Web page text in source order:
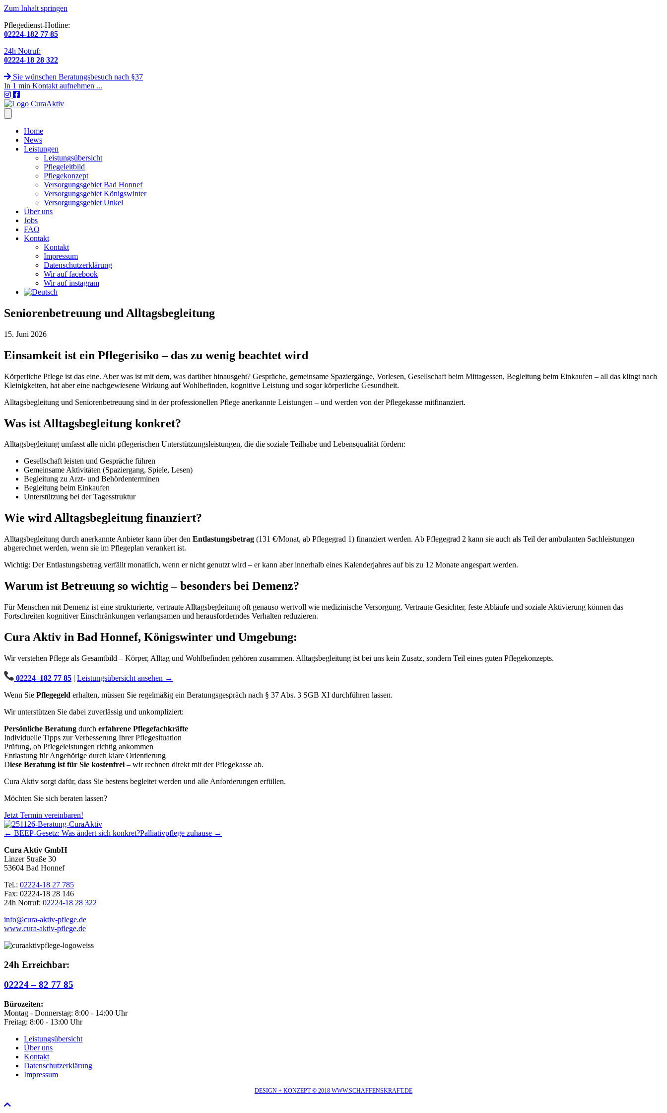
Zum Inhalt springen
Pflegedienst-Hotline:
02224-182 77 85
24h Notruf:
02224-18 28 322
Sie wünschen Beratungsbesuch nach §37
In 1 min Kontakt aufnehmen ...
Home
News
Leistungen
Leistungsübersicht
Pflegeleitbild
Pflegekonzept
Versorgungsgebiet Bad Honnef
Versorgungsgebiet Königswinter
Versorgungsgebiet Unkel
Über uns
Jobs
FAQ
Kontakt
Kontakt
Impressum
Datenschutzerklärung
Wir auf facebook
Wir auf instagram
Seniorenbetreuung und Alltagsbegleitung
15. Juni 2026
Einsamkeit ist ein Pflegerisiko – das zu wenig beachtet wird
Körperliche Pflege ist das eine. Aber was ist mit dem, was darüber hinausgeht? Gespräche, gemeinsame Spaziergänge, Vorlesen, Gesellschaft beim Mittagessen, Begleitung beim Einkaufen – all das klingt nach
Kleinigkeiten, hat aber eine nachgewiesene Wirkung auf Wohlbefinden, kognitive Leistung und sogar körperliche Gesundheit.
Alltagsbegleitung und Seniorenbetreuung sind in der professionellen Pflege anerkannte Leistungen – und werden von der Pflegekasse mitfinanziert.
Was ist Alltagsbegleitung konkret?
Alltagsbegleitung umfasst alle nicht-pflegerischen Unterstützungsleistungen, die die soziale Teilhabe und Lebensqualität fördern:
Gesellschaft leisten und Gespräche führen
Gemeinsame Aktivitäten (Spaziergang, Spiele, Lesen)
Begleitung zu Arzt- und Behördenterminen
Begleitung beim Einkaufen
Unterstützung bei der Tagesstruktur
Wie wird Alltagsbegleitung finanziert?
Alltagsbegleitung durch anerkannte Anbieter kann über den Entlastungsbetrag (131 €/Monat, ab Pflegegrad 1) finanziert werden. Ab Pflegegrad 2 kann sie auch als Teil der ambulanten Sachleistungen
abgerechnet werden, wenn sie im Pflegeplan verankert ist.
Wichtig: Der Entlastungsbetrag verfällt monatlich, wenn er nicht genutzt wird – er kann aber innerhalb eines Kalenderjahres auf bis zu 12 Monate angespart werden.
Warum ist Betreuung so wichtig – besonders bei Demenz?
Für Menschen mit Demenz ist eine strukturierte, vertraute Alltagsbegleitung oft genauso wertvoll wie medizinische Versorgung. Vertraute Gesichter, feste Abläufe und soziale Aktivierung können das
Fortschreiten kognitiver Einschränkungen verlangsamen und herausforderndes Verhalten reduzieren.
Cura Aktiv in Bad Honnef, Königswinter und Umgebung:
Wir verstehen Pflege als Gesamtbild – Körper, Alltag und Wohlbefinden gehören zusammen. Alltagsbegleitung ist bei uns kein Zusatz, sondern Teil eines guten Pflegekonzepts.
02224–182 77 85 | Leistungsübersicht ansehen →
Wenn Sie Pflegegeld erhalten, müssen Sie regelmäßig ein Beratungsgespräch nach § 37 Abs. 3 SGB XI durchführen lassen.
Wir unterstützen Sie dabei zuverlässig und unkompliziert:
Persönliche Beratung durch erfahrene Pflegefachkräfte
Individuelle Tipps zur Verbesserung Ihrer Pflegesituation
Prüfung, ob Pflegeleistungen richtig ankommen
Entlastung für Angehörige durch klare Orientierung
Diese Beratung ist für Sie kostenfrei – wir rechnen direkt mit der Pflegekasse ab.
Cura Aktiv sorgt dafür, dass Sie bestens begleitet werden und alle Anforderungen erfüllen.
Möchten Sie sich beraten lassen?
Jetzt Termin vereinbaren!
← BEEP-Gesetz: Was ändert sich konkret?Palliativpflege zuhause →
Cura Aktiv GmbH
Linzer Straße 30
53604 Bad Honnef
Tel.: 02224-18 27 785
Fax: 02224-18 28 146
24h Notruf: 02224-18 28 322
info@cura-aktiv-pflege.de
www.cura-aktiv-pflege.de
24h Erreichbar:
02224 – 82 77 85
Bürozeiten:
Montag - Donnerstag: 8:00 - 14:00 Uhr
Freitag: 8:00 - 13:00 Uhr
Leistungsübersicht
Über uns
Kontakt
Datenschutzerklärung
Impressum
DESIGN + KONZEPT © 2018 WWW.SCHAFFENSKRAFT.DE
Nach